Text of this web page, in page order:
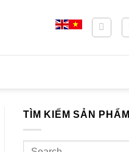
TÌM KIẾM SẢN PHẨM
Search